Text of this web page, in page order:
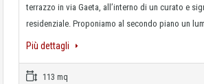
terrazzo in via Gaeta, all’interno di un curato e
residenziale. Proponiamo al secondo piano un
Più dettagli
113 mq